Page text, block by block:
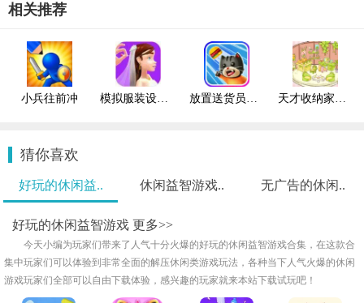
相关推荐
小兵往前冲 模拟服装设计游戏 放置送货员游戏 天才收纳家游戏
猜你喜欢
好玩的休闲益.. 休闲益智游戏.. 无广告的休闲..
好玩的休闲益智游戏 更多>>
今天小编为玩家们带来了人气十分火爆的好玩的休闲益智游戏合集，在这款合
集中玩家们可以体验到非常全面的解压休闲类游戏玩法，各种当下人气火爆的休闲
游戏玩家们全部可以自由下载体验，感兴趣的玩家就来本站下载试玩吧！